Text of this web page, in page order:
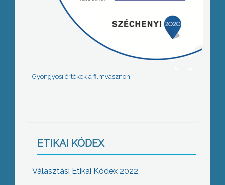
Gyöngyösi értékek a filmvásznon
ETIKAI KÓDEX
Választási Etikai Kódex 2022